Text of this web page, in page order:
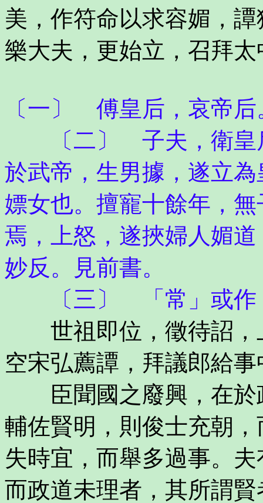
美，作符命以求容媚，
樂大夫，更始立，召拜
〔一〕 傅皇后，哀帝后
〔二〕 子夫，衛皇后
於武帝，生男據，遂立
嫖女也。擅寵十餘年，
焉，上怒，遂挾婦人媚
妙反。見前書。
〔三〕 「常」或作
世祖即位，徵待詔，
空宋弘薦譚，拜議郎給
臣聞國之廢興，在於
輔佐賢明，則俊士充朝
失時宜，而舉多過事。
而政道未理者，其所謂